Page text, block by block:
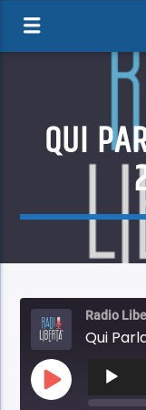
QUI
Radio
Qui
Play
Episode
Audio
Player